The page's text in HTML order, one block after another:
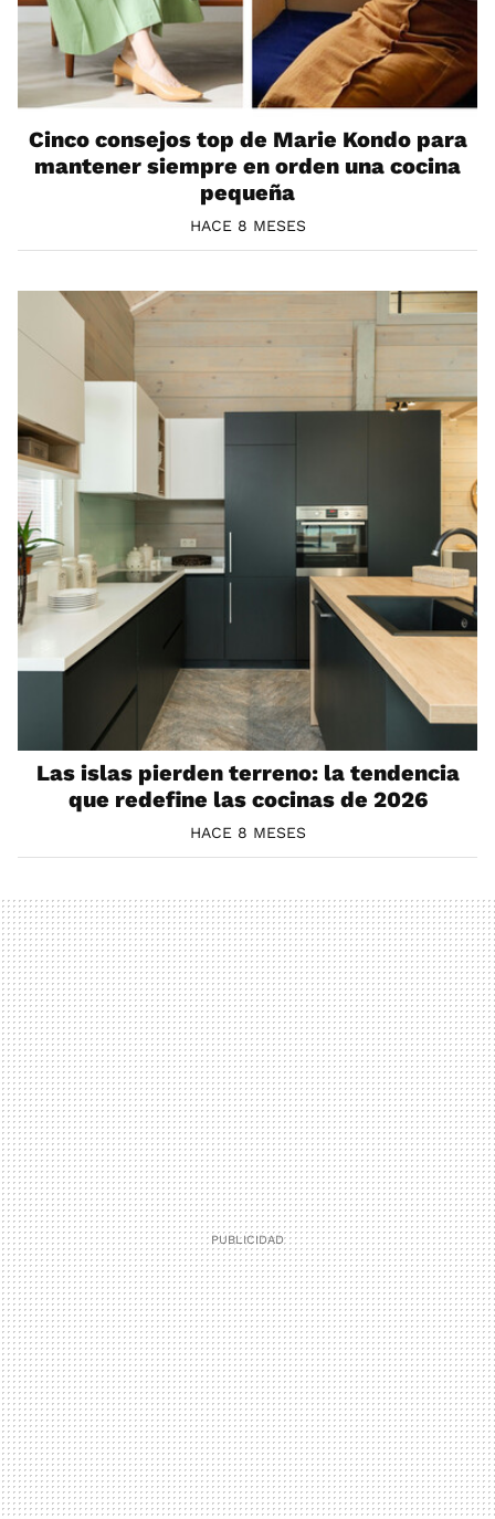
Cinco consejos top de Marie Kondo para
mantener siempre en orden una cocina
pequeña
HACE 8 MESES
Las islas pierden terreno: la tendencia
que redefine las cocinas de 2026
HACE 8 MESES